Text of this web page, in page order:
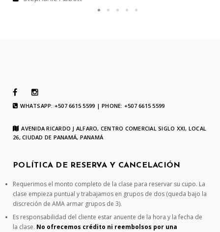
WHATSAPP: +507 6615 5599 | PHONE: +507 6615 5599
AVENIDA RICARDO J ALFARO, CENTRO COMERCIAL SIGLO XXI, LOCAL
26, CIUDAD DE PANAMÁ, PANAMÁ
POLÍTICA DE RESERVA Y CANCELACIÓN
Requerimos el monto completo de la clase para reservar su cupo. La
clase empieza puntual y trabajamos en grupos de dos (queda bajo la
discreción de AMA armar grupos de 3).
Es responsabilidad del cliente estar anuente de la hora y la fecha de
la clase. No ofrecemos crédito ni reembolsos por una